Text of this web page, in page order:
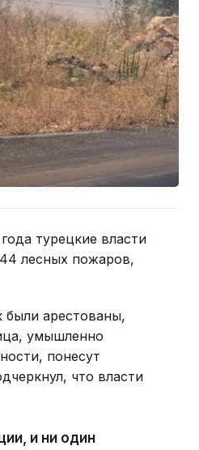
турецкие власти
лесных пожаров,
арестованы,
умышленно
понесут
что власти
и ни один